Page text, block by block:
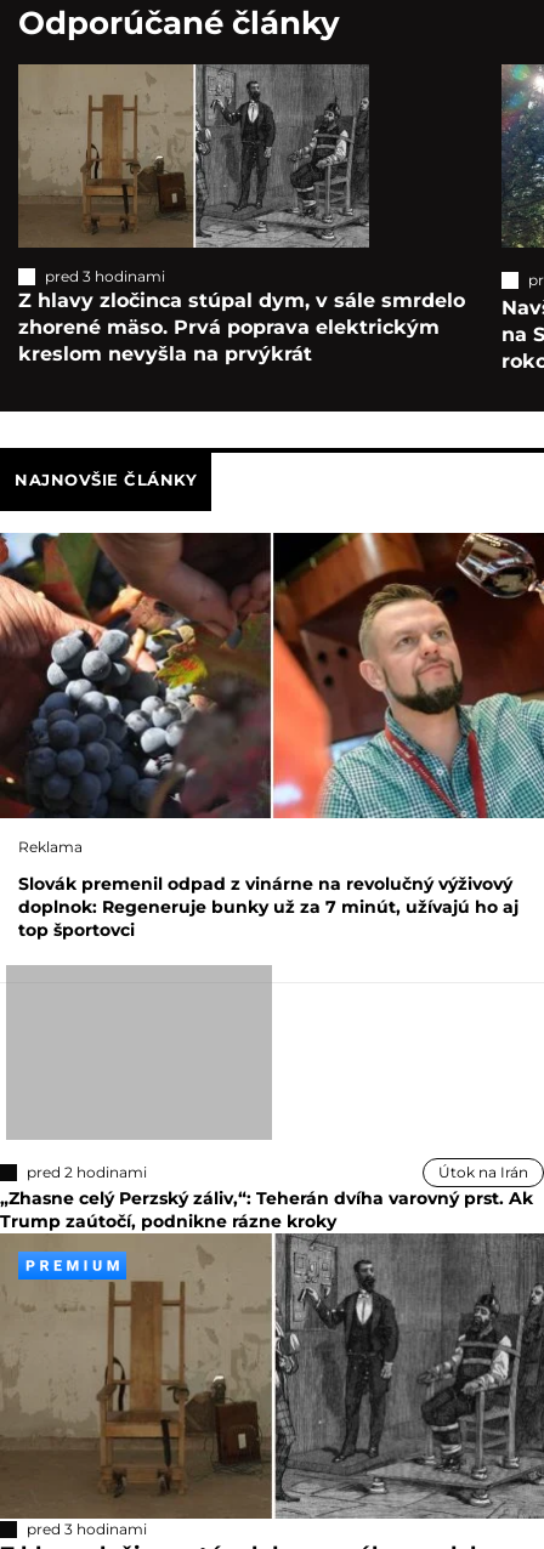
Odporúčané články
pred 3 hodinami
Z hlavy zločinca stúpal dym, v sále smrdelo
zhorené mäso. Prvá poprava elektrickým
kreslom nevyšla na prvýkrát
na
NAJNOVŠIE ČLÁNKY
Reklama
Slovák premenil odpad z vinárne na revolučný výživový
doplnok: Regeneruje bunky už za 7 minút, užívajú ho aj
top športovci
pred 2 hodinami Útok na Irán
„Zhasne celý Perzský záliv,“: Teherán dvíha varovný prst. Ak
Trump zaútočí, podnikne rázne kroky
pred 3 hodinami